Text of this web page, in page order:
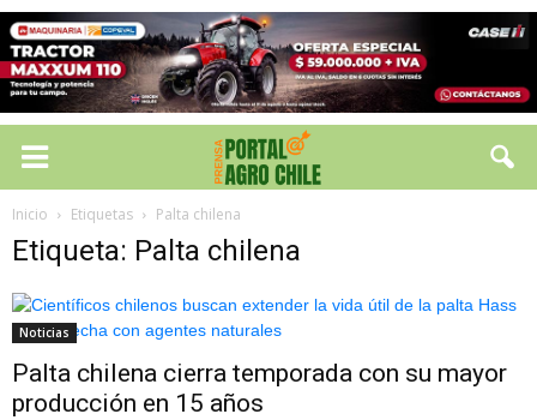
Inicio Etiquetas Palta chilena
Etiqueta: Palta chilena
Noticias
Palta chilena cierra temporada con su mayor
producción en 15 años